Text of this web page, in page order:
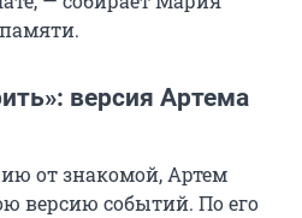
версия Артема
от знакомой, Артем
версию событий. По его